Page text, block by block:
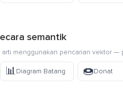
semantik
menggunakan pencarian vektor
📊Diagram Batang 🍩Donat